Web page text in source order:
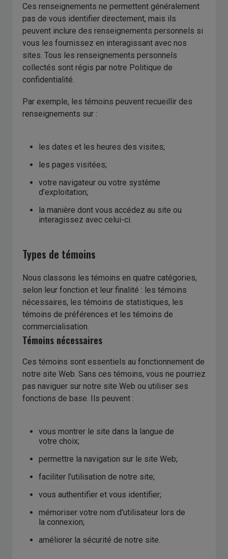
Ces renseignements ne permettent généralement
pas de vous identifier directement, mais ils
peuvent inclure des renseignements personnels si
vous les fournissez en interagissant avec nos
sites. Tous les renseignements personnels
collectés sont régis par notre Politique de
confidentialité.
Par exemple, les témoins peuvent recueillir des
renseignements sur :
les dates et les heures des visites;
les pages visitées;
votre navigateur ou votre système
d’exploitation;
la manière dont vous accédez au site ou
interagissez avec celui-ci.
Types de témoins
Nous classons les témoins en quatre catégories,
selon leur fonction et leur finalité : les témoins
nécessaires, les témoins de statistiques, les
témoins de préférences et les témoins de
commercialisation.
Témoins nécessaires
Ces témoins sont essentiels au fonctionnement de
notre site Web. Sans ces témoins, vous ne pourriez
pas naviguer sur notre site Web ou utiliser ses
fonctions de base. Ils peuvent :
vous montrer le site dans la langue de
votre choix;
permettre la navigation sur le site Web;
faciliter l’utilisation de notre site;
vous authentifier et vous identifier;
mémoriser votre nom d’utilisateur lors de
la connexion;
améliorer la sécurité de notre site.